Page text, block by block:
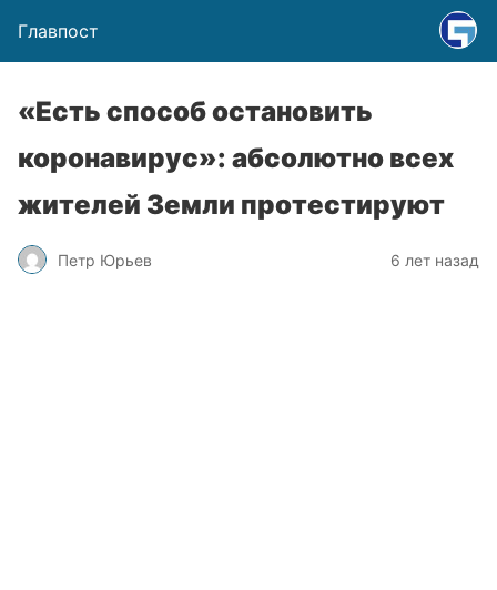
Главпост
«Есть способ остановить
коронавирус»: абсолютно всех
жителей Земли протестируют
Петр Юрьев 6 лет назад